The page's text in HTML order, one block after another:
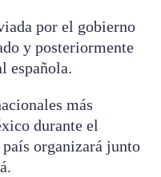
por el gobierno
y posteriormente
española.
más
durante el
organizará junto